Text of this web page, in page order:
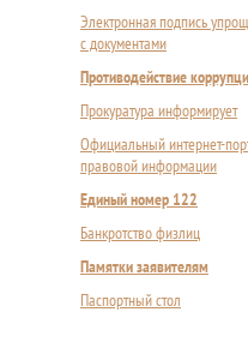
Электронная подпись
с документами
Противодействие
Прокуратура информирует
Официальный интернет-
правовой информации
Единый номер 122
Банкротство физлиц
Памятки заявителям
Паспортный стол